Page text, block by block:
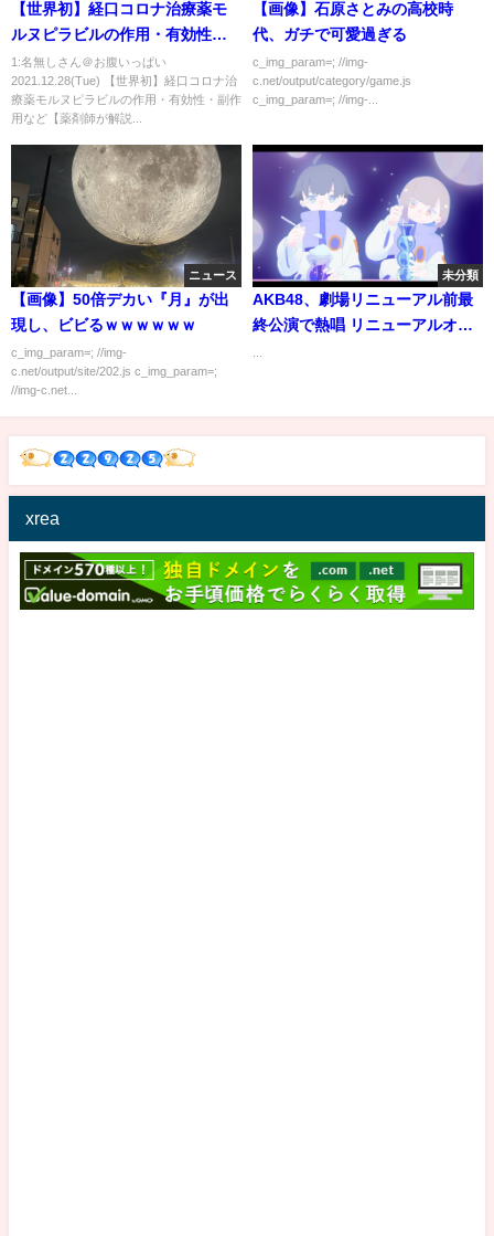
【世界初】経口コロナ治療薬モ
ルヌピラビルの作用・有効性・
副作用など【薬剤師が解説】
1:名無しさん＠お腹いっぱい
2021.12.28(Tue) 【世界初】経口コロナ治
療薬モルヌピラビルの作用・有効性・副作
用など【薬剤師が解説...
【画像】石原さとみの高校時
代、ガチで可愛過ぎる
c_img_param=; //img-
c.net/output/category/game.js
c_img_param=; //img-...
ニュース
【画像】50倍デカい『月』が出
現し、ビビるｗｗｗｗｗｗ
c_img_param=; //img-
c.net/output/site/202.js c_img_param=;
//img-c.net...
未分類
AKB48、劇場リニューアル前最
終公演で熱唱 リニューアルオー
...
xrea